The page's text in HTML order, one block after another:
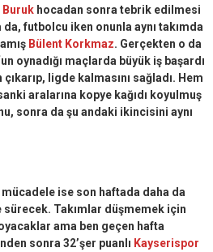
Burukhocadan sonra tebrik edilmesi
futbolcu iken onunla aynı takımda
Bülent Korkmaz. Gerçekten o da
oynadığı maçlarda büyük iş başardı
ligde kalmasını sağladı. Hem
aralarına kopye kağıdı koyulmuş
sonra da şu andaki ikincisini aynı
ise son haftada daha da
sürecek. Takımlar düşmemek için
ama ben geçen hafta
sonra 32’şer puanlı Kayserispor